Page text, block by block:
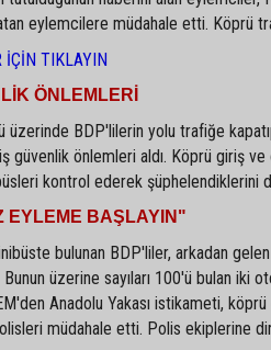
eylemcilere müdahale etti. Köprü
İÇİN TIKLAYIN
ÖNLEMLERİ
BDP'lilerin yolu trafiğe
önlemleri aldı. Köprü giriş ve
kontrol ederek şüphelendiklerini
EYLEME BAŞLAYIN"
bulunan BDP'liler, arkadan
üzerine sayıları 100'ü bulan iki
Anadolu Yakası istikameti,
müdahale etti. Polis ekiplerine